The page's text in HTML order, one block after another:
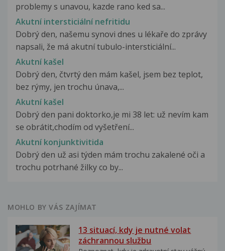
problemy s unavou, kazde rano ked sa...
Akutní intersticiální nefritidu
Dobrý den, našemu synovi dnes u lékaře do zprávy
napsali, že má akutní tubulo-intersticiální...
Akutní kašel
Dobrý den, čtvrtý den mám kašel, jsem bez teplot,
bez rýmy, jen trochu únava,...
Akutní kašel
Dobrý den pani doktorko,je mi 38 let: už nevím kam
se obrátit,chodím od vyšetření...
Akutní konjunktivitida
Dobrý den už asi týden mám trochu zakalené oči a
trochu potrhané žilky co by...
MOHLO BY VÁS ZAJÍMAT
13 situací, kdy je nutné volat
záchrannou službu